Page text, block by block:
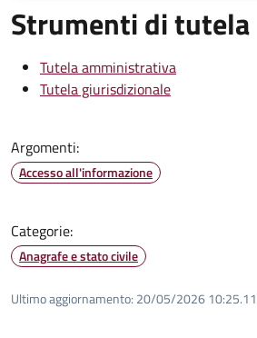
Strumenti di tutela
Tutela amministrativa
Tutela giurisdizionale
Argomenti:
Accesso all'informazione
Categorie:
Anagrafe e stato civile
Ultimo aggiornamento: 20/05/2026 10:25.11